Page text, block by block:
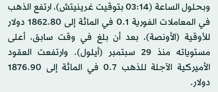
وبحلول الساعة (03:14 بتوقيت غرينيتش)، ارتفع الذهب
في المعاملات الفورية 0.1 في المائة إلى 1862.80 دولار
للأوقية (الأونصة)، بعد أن بلغ في وقت سابق، أعلى
مستوياته منذ 29 سبتمبر (أيلول). وارتفعت العقود
الأميركية الآجلة للذهب 0.7 في المائة إلى 1876.90
دولار.